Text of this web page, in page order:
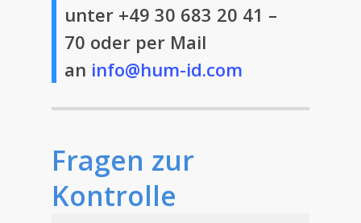
unter +49 30 683 20 41 –
70 oder per Mail
an info@hum-id.com
Fragen zur
Kontrolle